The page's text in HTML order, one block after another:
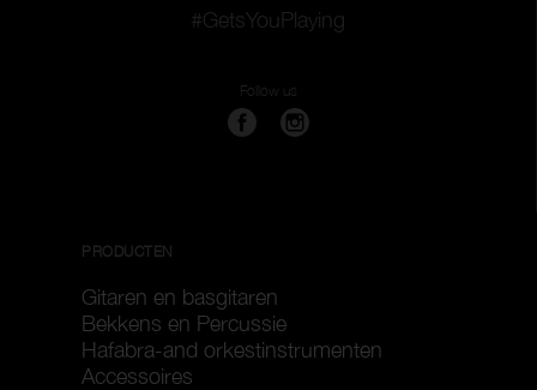
#GetsYouPlaying
Follow us
PRODUCTEN
Gitaren en basgitaren
Bekkens en Percussie
Hafabra-and orkestinstrumenten
Accessoires